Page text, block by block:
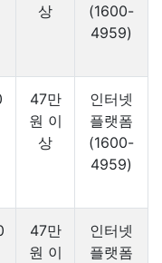
상
(1600-
4959)
47만
원 이
상
인터넷
플랫폼
(1600-
4959)
47만
원 이
인터넷
플랫폼